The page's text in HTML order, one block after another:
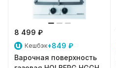
8 499 ₽
Кешбэк+849 ₽
Варочная поверхность